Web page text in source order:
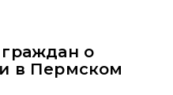
о
в Пермском